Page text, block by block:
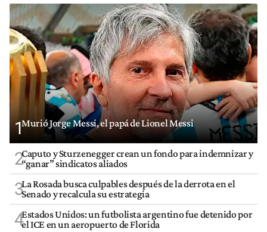
1Murió Jorge Messi, el papá de Lionel Messi
2Caputo y Sturzenegger crean un fondo para indemnizar y
“ganar” sindicatos aliados
3La Rosada busca culpables después de la derrota en el
Senado y recalcula su estrategia
4Estados Unidos: un futbolista argentino fue detenido por
el ICE en un aeropuerto de Florida